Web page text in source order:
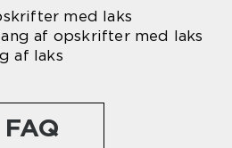
med laks
af opskrifter med laks
af laks
FAQ